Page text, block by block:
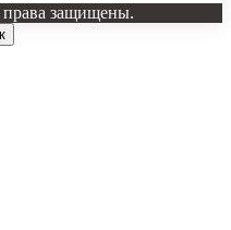
защищены.